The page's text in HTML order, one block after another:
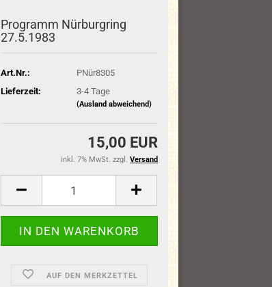
Programm Nürburgring
27.5.1983
Art.Nr.:
PNür8305
Lieferzeit:
3-4 Tage
(Ausland abweichend)
15,00 EUR
inkl. 7% MwSt. zzgl. Versand
AUF DEN MERKZETTEL